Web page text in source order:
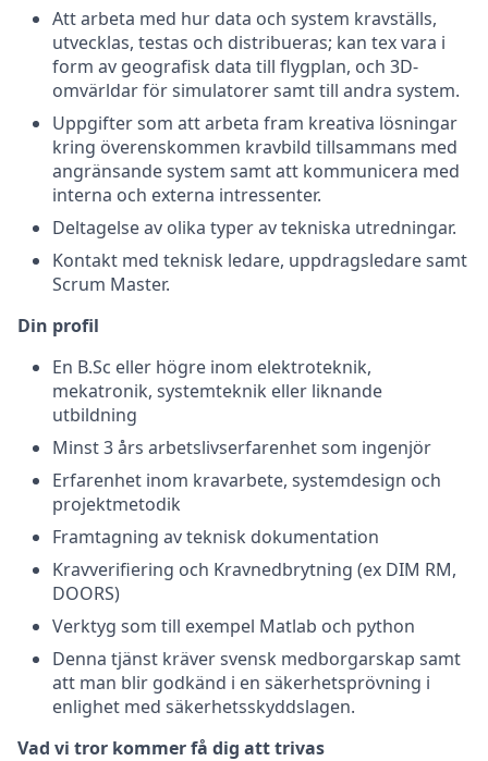
Att arbeta med hur data och system kravställs,
utvecklas, testas och distribueras; kan tex vara i
form av geografisk data till flygplan, och 3D-
omvärldar för simulatorer samt till andra system.
Uppgifter som att arbeta fram kreativa lösningar
kring överenskommen kravbild tillsammans med
angränsande system samt att kommunicera med
interna och externa intressenter.
Deltagelse av olika typer av tekniska utredningar.
Kontakt med teknisk ledare, uppdragsledare samt
Scrum Master.
Din profil
En B.Sc eller högre inom elektroteknik,
mekatronik, systemteknik eller liknande
utbildning
Minst 3 års arbetslivserfarenhet som ingenjör
Erfarenhet inom kravarbete, systemdesign och
projektmetodik
Framtagning av teknisk dokumentation
Kravverifiering och Kravnedbrytning (ex DIM RM,
DOORS)
Verktyg som till exempel Matlab och python
Denna tjänst kräver svensk medborgarskap samt
att man blir godkänd i en säkerhetsprövning i
enlighet med säkerhetsskyddslagen.
Vad vi tror kommer få dig att trivas